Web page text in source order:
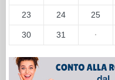
23 24 25
30 31 ·